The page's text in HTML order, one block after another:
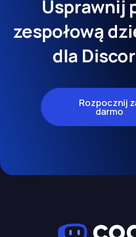
Usprawnij
zespołową
dla
Rozpocznij
darmo